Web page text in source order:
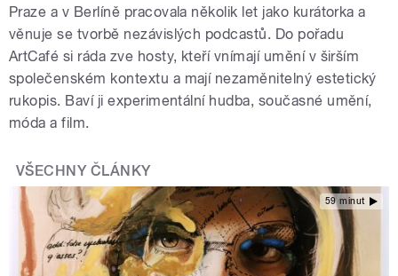
Praze a v Berlíně pracovala několik let jako kurátorka a
věnuje se tvorbě nezávislých podcastů. Do pořadu
ArtCafé si ráda zve hosty, kteří vnímají umění v širším
společenském kontextu a mají nezaměnitelný estetický
rukopis. Baví ji experimentální hudba, současné umění,
móda a film.
VŠECHNY ČLÁNKY
59 minut